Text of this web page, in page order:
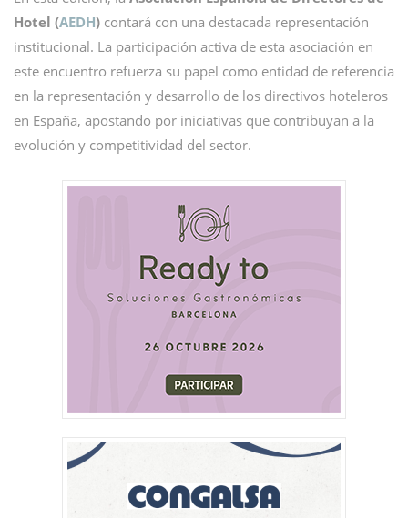
Hotel (AEDH) contará con una destacada representación
institucional. La participación activa de esta asociación en
este encuentro refuerza su papel como entidad de referencia
en la representación y desarrollo de los directivos hoteleros
en España, apostando por iniciativas que contribuyan a la
evolución y competitividad del sector.